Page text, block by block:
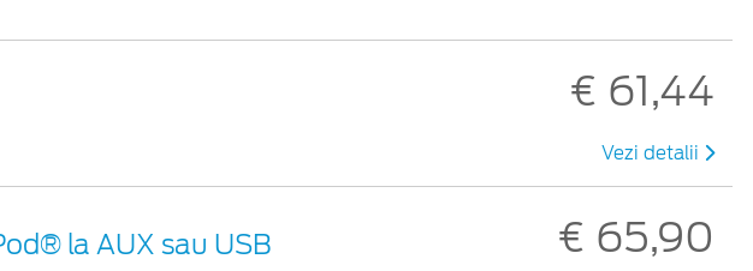
€ 61,44
Vezi detalii
la AUX sau USB € 65,90